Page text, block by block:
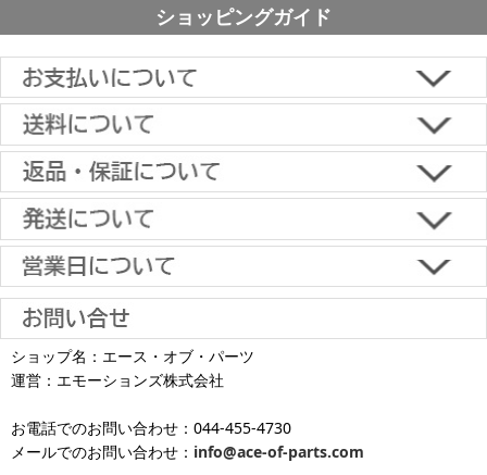
ショッピングガイド
■下記よりお選びいただけます。
クレジットカード決済、代金引換、楽天ペイ、郵便振替、銀行振
込、スコア後払い、コンビニ決済、PayPayオンライン決済
※一部適用外の地域や商品がありますのでご了承ください。
※お届け先が異なる場合は別途お届け先分の送料がかかります。
沖縄へのお届けは、送料とは別に地域料金が発生します。サイズに
より金額が異なるので、詳しい料金については
となります（当日・土日祝日出荷不可）
【返品・キャンセルについて】
原則として返品は受け付けておりません。
金具に関しては、条件を満たしている場合は返品をお受けいたしま
す。
【初期不良・保証について】
商品到着後1週間以内であれば、初期不良の受け付けを行います。
返品対応の詳細、各種保証については
をご覧ください。
土日祝日も当日出荷いたします
■お届けについて
お届け日のご指定がない場合は、最短出荷・最短到着で発送いたし
ます。
平日は15時・土曜は11時・日曜祝日は10時までのご注文で当日出荷
が可能です。
土 日 祝日も
発送しています
※出荷休業日を除く
ショップ名：エース・オブ・パーツ
運営：エモーションズ株式会社
お電話でのお問い合わせ：044-455-4730
メールでのお問い合わせ： info@ace-of-parts.com